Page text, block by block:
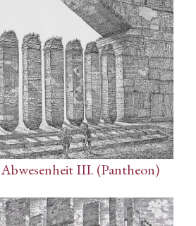
Abwesenheit III. (Pantheon)